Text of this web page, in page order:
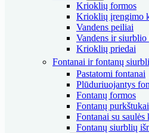
Krioklių formos
Krioklių įrengimo
Vandens peiliai
Vandens ir
Krioklių priedai
Fontanai ir fontanų
Pastatomi fontanai
Plūduriuojantys
Fontanų formos
Fontanų purkštukai
Fontanai su
Fontanų siurblių